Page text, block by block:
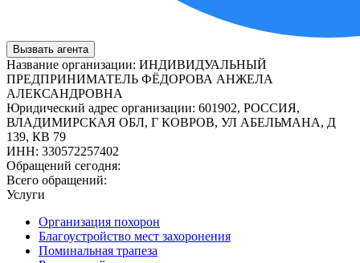
Вызвать агента
Название организации: ИНДИВИДУАЛЬНЫЙ
ПРЕДПРИНИМАТЕЛЬ ФЁДОРОВА АНЖЕЛА
АЛЕКСАНДРОВНА
Юридический адрес организации: 601902, РОССИЯ,
ВЛАДИМИРСКАЯ ОБЛ, Г КОВРОВ, УЛ АБЕЛЬМАНА, Д
139, КВ 79
ИНН: 330572257402
Обращений сегодня:
Всего обращений:
Услуги
Организация похорон
Благоустройство мест захоронения
Поминальная трапеза